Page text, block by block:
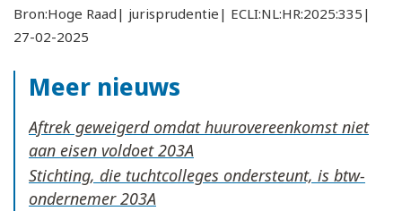
Bron:Hoge Raad| jurisprudentie| ECLI:NL:HR:2025:335|
27-02-2025
Meer nieuws
Aftrek geweigerd omdat huurovereenkomst niet
aan eisen voldoet
Stichting, die tuchtcolleges ondersteunt, is btw-
ondernemer